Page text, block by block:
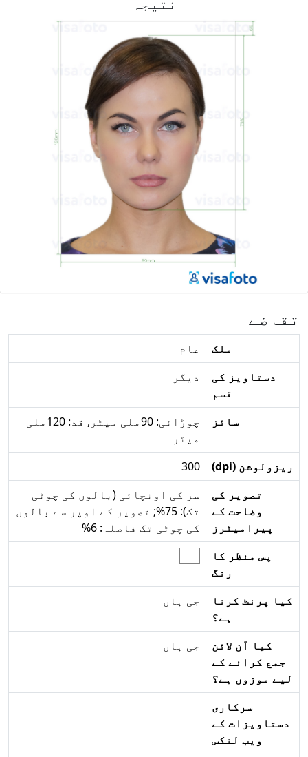
تقاضے
ملک
عام
دستاویز کی
قسم
دیگر
سائز
چوڑائی: 90ملی میٹر, قد: 120ملی
میٹر
ریزولوشن (dpi)
300
تصویر کی
وضاحت کے
پیرامیٹرز
سر کی اونچائی (بالوں کی چوٹی
تک): 75%; تصویر کے اوپر سے بالوں
کی چوٹی تک فاصلہ: 6%
پس منظر کا
رنگ
کیا پرنٹ کرنا
ہے؟
جی ہاں
کیا آن لائن
جمع کرانے کے
لیے موزوں ہے؟
جی ہاں
سرکاری
دستاویزات کے
ویب لنکس